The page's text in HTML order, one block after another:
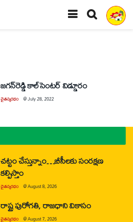
జగన్‌రెడ్డి కాల్‌సెంటర్‌ విడ్డూరం
చైతన్యరధం @July 28, 2022
చట్టం చేస్తున్నాం…బీసీలకు సంరక్షణ
కల్పిస్తాం
చైతన్యరధం @August 8, 2026
రాష్ట్ర పురోగతి, రాజధాని వికాసం
చైతన్యరధం @August 7, 2026